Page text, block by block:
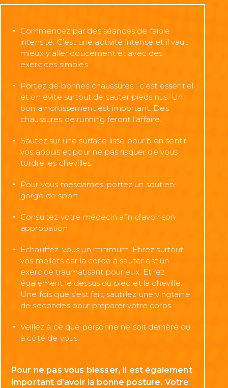
Commencez par des séances de faible
intensité. C’est une activité intense et il vaut
mieux y aller doucement et avec des
exercices simples.
Portez de bonnes chaussures : c’est essentiel
et on évite surtout de sauter pieds nus. Un
bon amortissement est important. Des
chaussures de running feront l’affaire.
Sautez sur une surface lisse pour bien sentir
vos appuis et pour ne pas risquer de vous
tordre les chevilles.
Pour vous mesdames, portez un soutien-
gorge de sport.
Consultez votre médecin afin d’avoir son
approbation
Echauffez-vous un minimum. Etirez surtout
vos mollets car la corde à sauter est un
exercice traumatisant pour eux. Etirez
également le dessus du pied et la cheville.
Une fois que s’est fait, sautillez une vingtaine
de secondes pour préparer votre corps.
Veillez à ce que personne ne soit derrière ou
à côté de vous.
Pour ne pas vous blesser, il est également
important d’avoir la bonne posture. Votre